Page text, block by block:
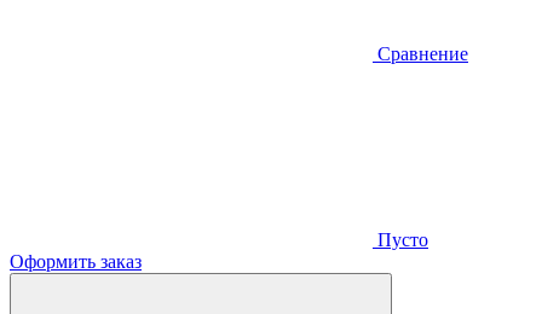
Сравнение
Пусто
Оформить заказ